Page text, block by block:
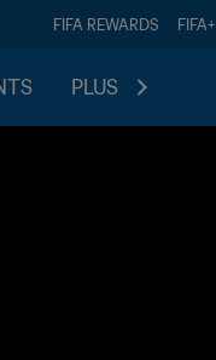
FIFA REWARDS FIFA+
PLUS